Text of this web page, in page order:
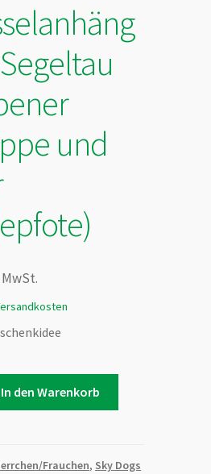
und
In den Warenkorb
Frauchen, Sky Dogs